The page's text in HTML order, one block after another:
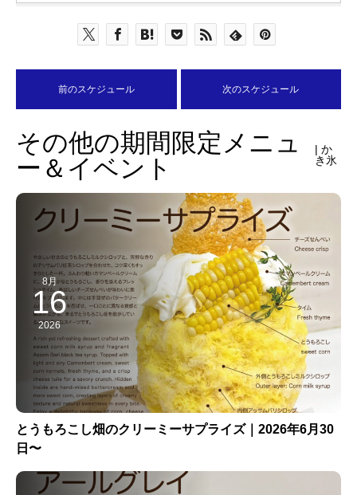
前のスケジュール 次のスケジュール
その他の期間限定メニュ
ー＆イベント
| か
き氷
8月
16
2026
とうもろこし畑のクリーミーサプライズ｜2026年6月30
日〜